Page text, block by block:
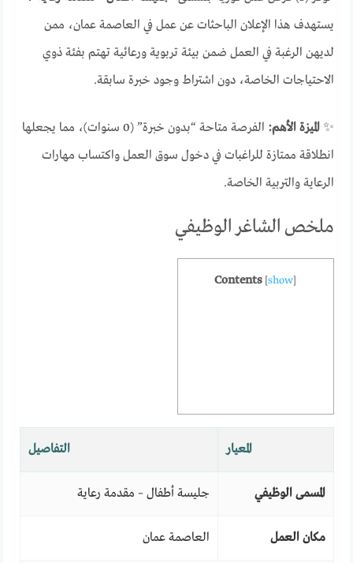
يستهدف هذا الإعلان الباحثات عن عمل في العاصمة عمان، ممن
لديهن الرغبة في العمل ضمن بيئة تربوية ورعائية تهتم بفئة ذوي
الاحتياجات الخاصة، دون اشتراط وجود خبرة سابقة.
✨الميزة الأهم:
الفرصة متاحة “بدون خبرة” (0 سنوات)، مما يجعلها
انطلاقة ممتازة للراغبات في دخول سوق العمل واكتساب مهارات
الرعاية والتربية الخاصة.
ملخص الشاغر الوظيفي
Contents [show]
المعيار التفاصيل
المسمى الوظيفي جليسة أطفال – مقدمة رعاية
مكان العمل العاصمة عمان